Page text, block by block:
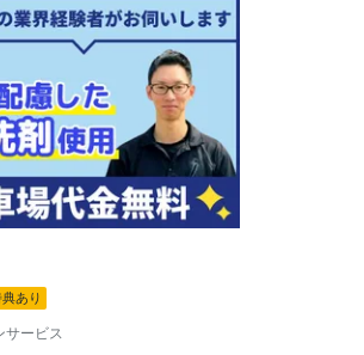
あり
サービス